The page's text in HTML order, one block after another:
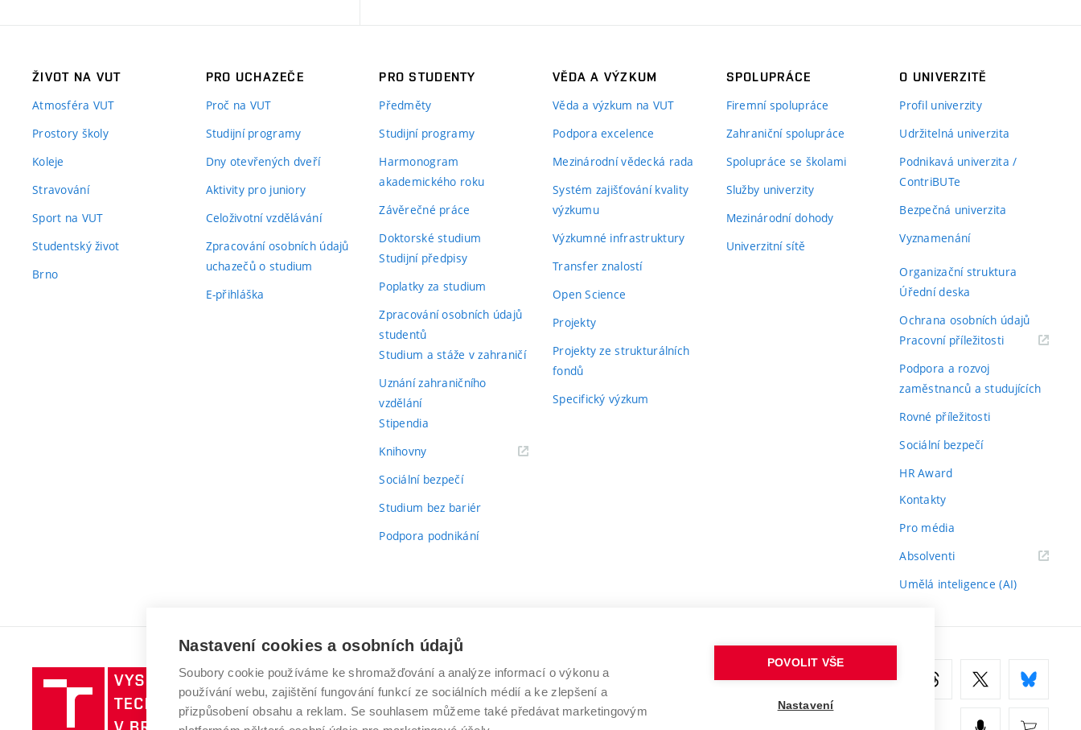
ŽIVOT NA VUT
Atmosféra VUT
Prostory školy
Koleje
Stravování
Sport na VUT
Studentský život
Brno
PRO UCHAZEČE
Proč na VUT
Studijní programy
Dny otevřených dveří
Aktivity pro juniory
Celoživotní vzdělávání
Zpracování osobních údajů
uchazečů o studium
E-přihláška
PRO STUDENTY
Předměty
Studijní programy
Harmonogram
akademického roku
Závěrečné práce
Doktorské studium
Studijní předpisy
Poplatky za studium
Zpracování osobních údajů
studentů
Studium a stáže v zahraničí
Uznání zahraničního
vzdělání
Stipendia
Knihovny(externí
Sociální bezpečí
Studium bez bariér
Podpora podnikání
VĚDA A VÝZKUM
Věda a výzkum na VUT
Podpora excelence
Mezinárodní vědecká rada
Systém zajišťování kvality
výzkumu
Výzkumné infrastruktury
Transfer znalostí
Open Science
Projekty
Projekty ze strukturálních
fondů
Specifický výzkum
SPOLUPRÁCE
Firemní spolupráce
Zahraniční spolupráce
Spolupráce se školami
Služby univerzity
Mezinárodní dohody
Univerzitní sítě
O UNIVERZITĚ
Profil univerzity
Udržitelná univerzita
Podnikavá univerzita /
ContriBUTe
Bezpečná univerzita
Vyznamenání
Organizační struktura
Úřední deska
Ochrana osobních údajů
Pracovní příležitosti(externí
Podpora a rozvoj
zaměstnanců a studujících
Rovné příležitosti
Sociální bezpečí
HR Award
Kontakty
Pro média
Absolventi(externí
Umělá inteligence (AI)
Vysoké
učení
technické
VYSOKÉ UČENÍ TECHNICKÉ V BRNĚ
Antonínská 548/1
602 00 Brno
www.vut.cz
Nastavení cookies a osobních údajů
Soubory cookie používáme ke shromažďování a analýze informací o výkonu a
používání webu, zajištění fungování funkcí ze sociálních médií a ke zlepšení a
přizpůsobení obsahu a reklam. Se souhlasem můžeme také předávat marketingovým
POVOLIT VŠE
Nastavení